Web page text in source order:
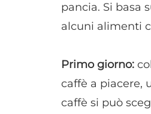
pancia. Si basa
alcuni alimenti
Primo giorno:
caffè a piacere,
caffè si può